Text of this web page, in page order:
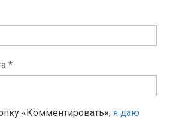
*
«Комментировать», я даю